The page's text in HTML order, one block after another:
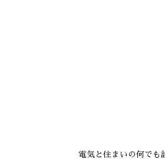
電気と住まいの何でも